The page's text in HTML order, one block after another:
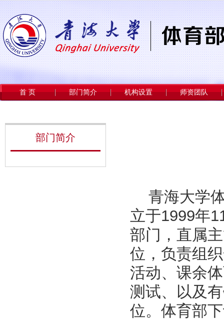
首 页 部门简介 机构设置 师资团队
部门简介
青海大学
立于1999年
部门，直属
位，负责组
活动、课余
测试、以及
位。体育部